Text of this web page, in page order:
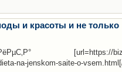
и красоты и не только
[url=https://biz54.ru/
na-jenskom-saite-o-